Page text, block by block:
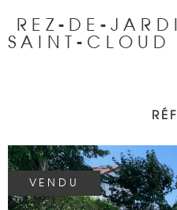
REZ-DE-
SAINT-
VENDU